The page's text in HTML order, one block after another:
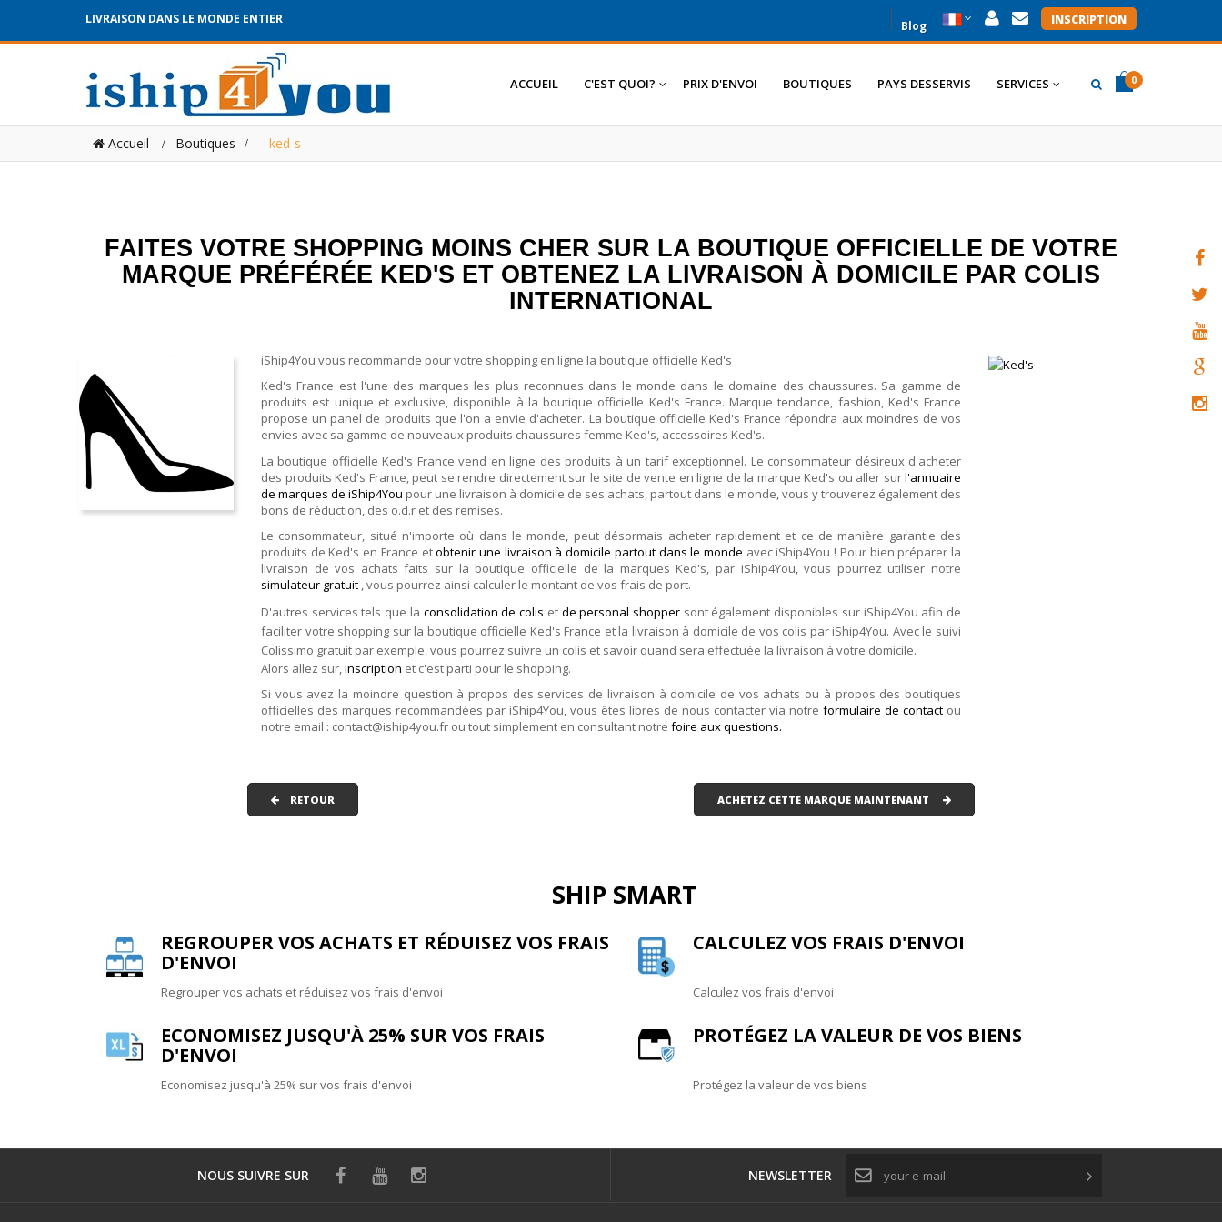
INSCRIPTION
LIVRAISON DANS LE MONDE ENTIER Blog
0
ACCUEIL C'EST QUOI? PRIX D'ENVOI BOUTIQUES PAYS DESSERVIS SERVICES
Accueil Boutiques > ked-s
FAITES VOTRE SHOPPING MOINS CHER SUR LA BOUTIQUE OFFICIELLE DE VOTRE
MARQUE PRÉFÉRÉE KED'S ET OBTENEZ LA LIVRAISON À DOMICILE PAR COLIS
INTERNATIONAL
iShip4You vous recommande pour votre shopping en ligne la boutique officielle Ked's
Ked's France est l'une des marques les plus reconnues dans le monde dans le domaine des chaussures. Sa gamme de
produits est unique et exclusive, disponible à la boutique officielle Ked's France. Marque tendance, fashion, Ked's France
propose un panel de produits que l'on a envie d'acheter. La boutique officielle Ked's France répondra aux moindres de vos
envies avec sa gamme de nouveaux produits chaussures femme Ked's, accessoires Ked's.
La boutique officielle Ked's France vend en ligne des produits à un tarif exceptionnel. Le consommateur désireux d'acheter
des produits Ked's France, peut se rendre directement sur le site de vente en ligne de la marque Ked's ou aller surl'annuaire
de marques de iShip4You pour une livraison à domicile de ses achats, partout dans le monde, vous y trouverez également des
bons de réduction, des o.d.r et des remises.
Le consommateur, situé n'importe où dans le monde, peut désormais acheter rapidement et ce de manière garantie des
produits de Ked's en France etobtenir une livraison à domicile partout dans le monde avec iShip4You ! Pour bien préparer la
livraison de vos achats faits sur la boutique officielle de la marques Ked's, par iShip4You, vous pourrez utiliser notre
simulateur gratuit , vous pourrez ainsi calculer le montant de vos frais de port.
D'autres services tels que la consolidation de colis et de personal shopper sont également disponibles sur iShip4You afin de
faciliter votre shopping sur la boutique officielle Ked's France et la livraison à domicile de vos colis par iShip4You. Avec le suivi
Colissimo gratuit par exemple, vous pourrez suivre un colis et savoir quand sera effectuée la livraison à votre domicile.
Alors allez sur, inscription et c'est parti pour le shopping.
Si vous avez la moindre question à propos des services de livraison à domicile de vos achats ou à propos des boutiques
officielles des marques recommandées par iShip4You, vous êtes libres de nous contacter via notre formulaire de contact ou
notre email : contact@iship4you.fr ou tout simplement en consultant notre foire aux questions.
RETOUR ACHETEZ CETTE MARQUE MAINTENANT
SHIP SMART
REGROUPER VOS ACHATS ET RÉDUISEZ VOS FRAIS
D'ENVOI
Regrouper vos achats et réduisez vos frais d'envoi
CALCULEZ VOS FRAIS D'ENVOI
Calculez vos frais d'envoi
ECONOMISEZ JUSQU'À 25% SUR VOS FRAIS
D'ENVOI
Economisez jusqu'à 25% sur vos frais d'envoi
PROTÉGEZ LA VALEUR DE VOS BIENS
Protégez la valeur de vos biens
NOUS SUIVRE SUR NEWSLETTER